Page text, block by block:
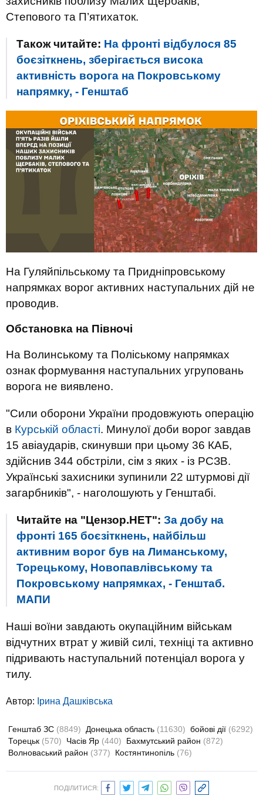
Степового та П’ятихаток.
Також читайте: На фронті відбулося 85
боєзіткнень, зберігається висока
активність ворога на Покровському
напрямку, - Генштаб
На Гуляйпільському та Придніпровському
напрямках ворог активних наступальних дій не
проводив.
Обстановка на Півночі
На Волинському та Поліському напрямках
ознак формування наступальних угруповань
ворога не виявлено.
"Сили оборони України продовжують операцію
в Курській області. Минулої доби ворог завдав
15 авіаударів, скинувши при цьому 36 КАБ,
здійснив 344 обстріли, сім з яких - із РСЗВ.
Українські захисники зупинили 22 штурмові дії
загарбників", - наголошують у Генштабі.
Читайте на "Цензор.НЕТ": За добу на
фронті 165 боєзіткнень, найбільш
активним ворог був на Лиманському,
Торецькому, Новопавлівському та
Покровському напрямках, - Генштаб.
МАПИ
Наші воїни завдають окупаційним військам
відчутних втрат у живій силі, техніці та активно
підривають наступальний потенціал ворога у
тилу.
Автор: Ірина Дашківська
Генштаб ЗС (8849) Донецька область (11630) бойові дії (6292)
Торецьк (570) Часів Яр (440) Бахмутський район (872)
Волноваський район (377) Костянтинопіль (76)
ПОДІЛИТИСЯ: